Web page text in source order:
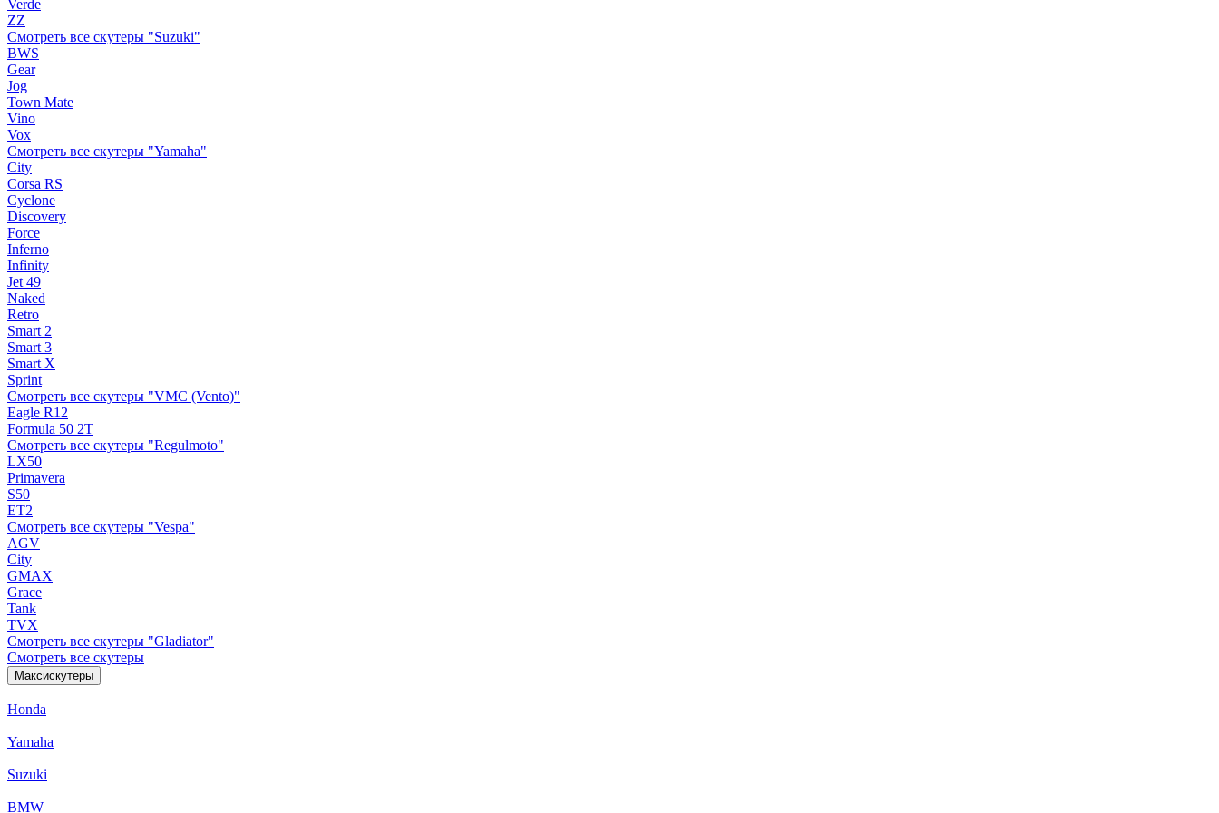
Verde
ZZ
Смотреть все скутеры "Suzuki"
BWS
Gear
Jog
Town Mate
Vino
Vox
Смотреть все скутеры "Yamaha"
City
Corsa RS
Cyclone
Discovery
Force
Inferno
Infinity
Jet 49
Naked
Retro
Smart 2
Smart 3
Smart X
Sprint
Смотреть все скутеры "VMC (Vento)"
Eagle R12
Formula 50 2Т
Смотреть все скутеры "Regulmoto"
LX50
Primavera
S50
ET2
Смотреть все скутеры "Vespa"
AGV
City
GMAX
Grace
Tank
TVX
Смотреть все скутеры "Gladiator"
Смотреть все скутеры
Максискутеры
Honda
Yamaha
Suzuki
BMW